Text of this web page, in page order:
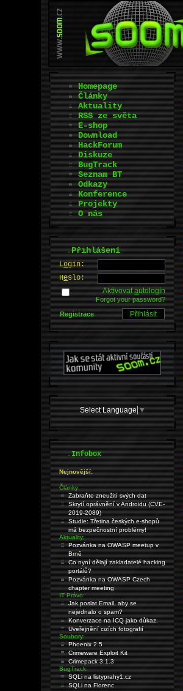
Homepage
Články
Aktuality
RSS ze světa
E-shop
Download
HackForum
Diskuze
BugTrack
Seznam BT
Odkazy
Konference
Projekty
O nás
.Přihlášení
Login:
Heslo:
Aktivovatautologin
Forgot your password?
Registrace
Select Language ▼
.Infobox
Nejnovější:
Články:
Zabraňte zneužití svých dat
Skrytí oprávnění v Androidu (CVE-
2019-2089)
Studie: Třetina českých e-shopů
má bezpečnostní problémy!
Aktuality:
Pozvánka na OWASP meetup v
Brně
Co nyní dělají zakladatelé hacking
portálů?
Pozvánka na OWASP Czech
chapter meeting
IT Právo:
Jak poslat Email, aby se
nejednalo o spam?
Konverzace na ICQ jako důkaz.
Uveřejnění cizích fotografií
Soubory:
Phoenix 2.5
Crimeware Exploit Kit
Crimepack 3.1.3
BugTrack:
SQLi na listyprahy1.cz
SQLi na Florenc